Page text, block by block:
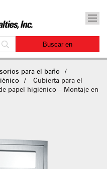
para el baño
Cubierta para el
papel higiénico – Montaje en